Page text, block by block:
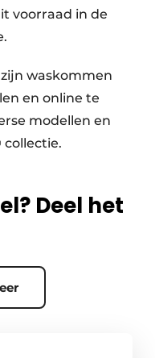
voorraad in de
waskommen
en online te
modellen en
collectie.
Deel het